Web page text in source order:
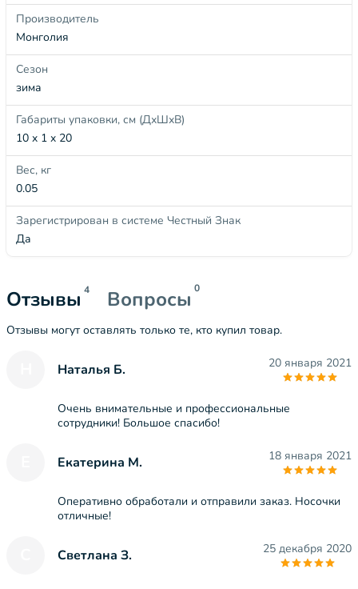
Производитель
Монголия
Сезон
зима
Габариты упаковки, см (ДхШхВ)
10 x 1 x 20
Вес, кг
0.05
Зарегистрирован в системе Честный Знак
Да
Отзывы 4 Вопросы 0
Отзывы могут оставлять только те, кто купил товар.
Наталья Б. 20 января 2021
Очень внимательные и профессиональные
сотрудники! Большое спасибо!
Екатерина М. 18 января 2021
Оперативно обработали и отправили заказ. Носочки
отличные!
Светлана З. 25 декабря 2020